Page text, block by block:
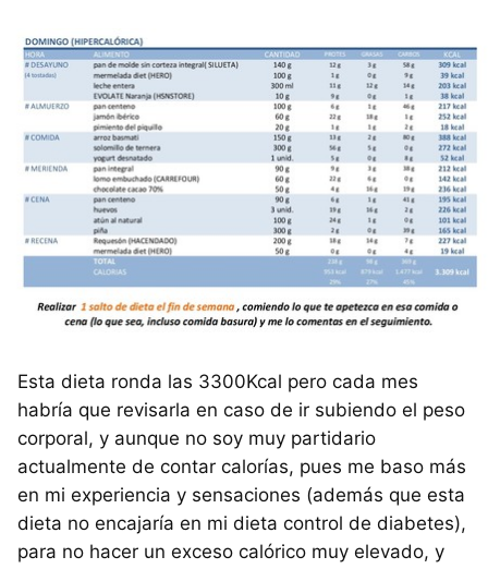
Esta dieta ronda las 3300Kcal pero cada mes
habría que revisarla en caso de ir subiendo el peso
corporal, y aunque no soy muy partidario
actualmente de contar calorías, pues me baso más
en mi experiencia y sensaciones (además que esta
dieta no encajaría en mi dieta control de diabetes),
para no hacer un exceso calórico muy elevado, y